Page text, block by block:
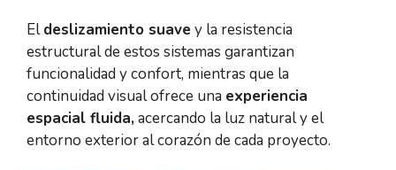
Eldeslizamiento suave y la resistencia
estructural de estos sistemas garantizan
funcionalidad y confort, mientras que la
continuidad visual ofrece una experiencia
espacial fluida, acercando la luz natural y el
entorno exterior al corazón de cada proyecto.